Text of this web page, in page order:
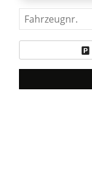
Fahrzeugnr.